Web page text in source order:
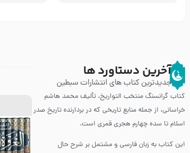
آخرین دستاورد ها
جدیدترین کتاب های انتشارات سبطین
کتاب گرانسنگ منتخب التواريخ، تألیف محمد هاشم
خراسانی، از جمله منابع تاریخی که در بردارنده تاریخ صدر
اسلام تا سده چهارم هجری قمری است.
این کتاب به زبان فارسی و مشتمل بر شرح حال